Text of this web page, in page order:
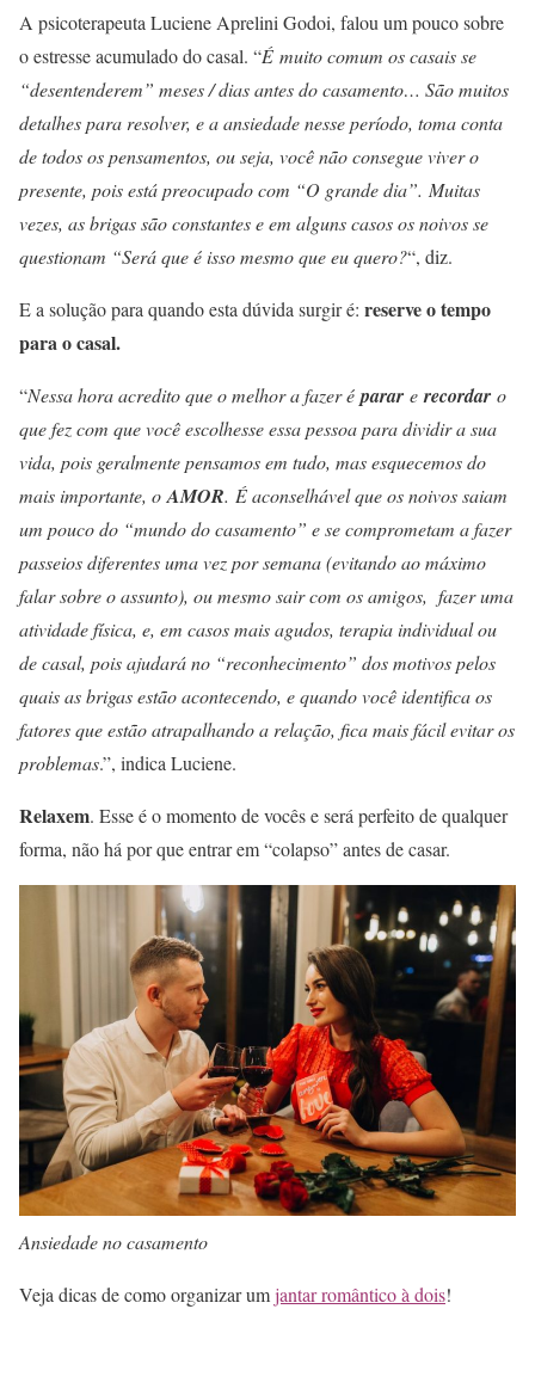
A psicoterapeuta Luciene Aprelini Godoi, falou um pouco sobre
o estresse acumulado do casal. “É muito comum os casais se
“desentenderem” meses / dias antes do casamento… São muitos
detalhes para resolver, e a ansiedade nesse período, toma conta
de todos os pensamentos, ou seja, você não consegue viver o
presente, pois está preocupado com “O grande dia”. Muitas
vezes, as brigas são constantes e em alguns casos os noivos se
questionam “Será que é isso mesmo que eu quero?“, diz.
E a solução para quando esta dúvida surgir é: reserve o tempo
para o casal.
“Nessa hora acredito que o melhor a fazer é parar e recordar o
que fez com que você escolhesse essa pessoa para dividir a sua
vida, pois geralmente pensamos em tudo, mas esquecemos do
mais importante, o AMOR. É aconselhável que os noivos saiam
um pouco do “mundo do casamento” e se comprometam a fazer
passeios diferentes uma vez por semana (evitando ao máximo
falar sobre o assunto), ou mesmo sair com os amigos, fazer uma
atividade física, e, em casos mais agudos, terapia individual ou
de casal, pois ajudará no “reconhecimento” dos motivos pelos
quais as brigas estão acontecendo, e quando você identifica os
fatores que estão atrapalhando a relação, fica mais fácil evitar os
problemas.”, indica Luciene.
Relaxem. Esse é o momento de vocês e será perfeito de qualquer
forma, não há por que entrar em “colapso” antes de casar.
Ansiedade no casamento
Veja dicas de como organizar umjantar romântico à dois!